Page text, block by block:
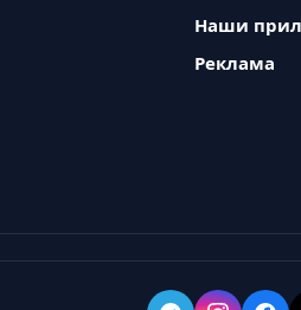
Наши
Реклама